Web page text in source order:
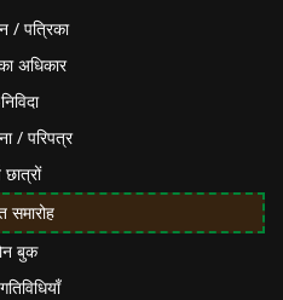
/ पत्रिका
अधिकार
/ परिपत्र
छात्रों
समारोह
बुक